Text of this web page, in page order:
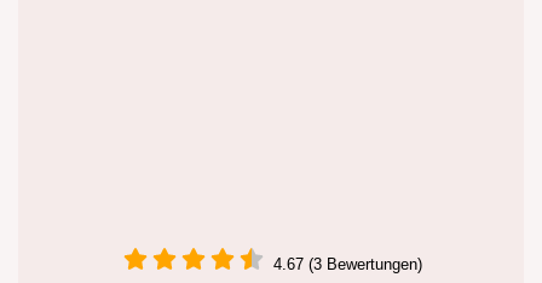
4.67 (3 Bewertungen)